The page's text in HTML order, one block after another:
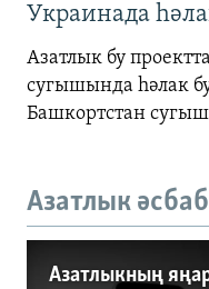
Украинада
Азатлык бу
сугышында һәлак
Башкортстан
Азатлык